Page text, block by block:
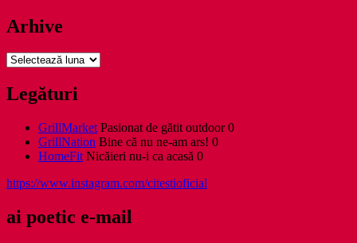
Arhive
Arhive
Legături
GrillMarket Pasionat de gătit outdoor 0
GrillNation Bine că nu ne-am ars! 0
HomeFit Nicăieri nu-i ca acasă 0
https://www.instagram.com/citestioficial
ai poetic e-mail